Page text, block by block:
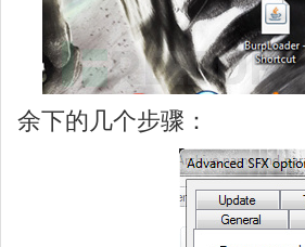
余下的几个步骤：